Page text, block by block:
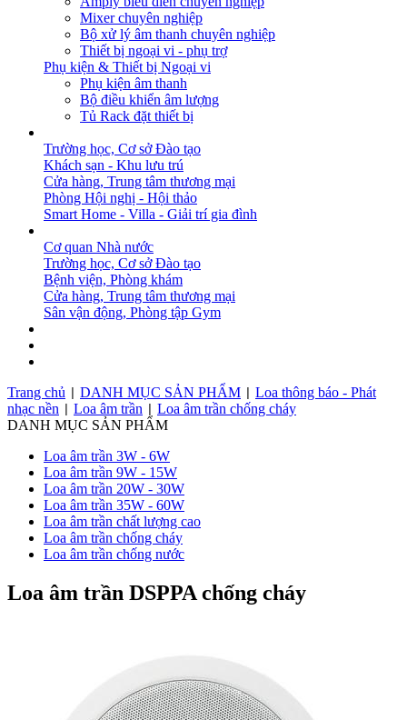
Mixer chuyên nghiệp
Bộ xử lý âm thanh chuyên nghiệp
Thiết bị ngoại vi - phụ trợ
Phụ kiện & Thiết bị Ngoại vi
Phụ kiện âm thanh
Bộ điều khiển âm lượng
Tủ Rack đặt thiết bị
Trường học, Cơ sở Đào tạo
Khách sạn - Khu lưu trú
Cửa hàng, Trung tâm thương mại
Phòng Hội nghị - Hội thảo
Smart Home - Villa - Giải trí gia đình
Cơ quan Nhà nước
Trường học, Cơ sở Đào tạo
Bệnh viện, Phòng khám
Cửa hàng, Trung tâm thương mại
Sân vận động, Phòng tập Gym
Trang chủ
DANH MỤC SẢN PHẨM
Loa thông báo - Phát
nhạc nền
Loa âm trần
Loa âm trần chống cháy
DANH MỤC SẢN PHẨM
Loa âm trần 3W - 6W
Loa âm trần 9W - 15W
Loa âm trần 20W - 30W
Loa âm trần 35W - 60W
Loa âm trần chất lượng cao
Loa âm trần chống cháy
Loa âm trần chống nước
Loa âm trần DSPPA chống cháy